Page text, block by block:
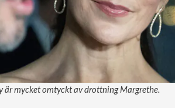
är mycket omtyckt av drottning Margrethe.